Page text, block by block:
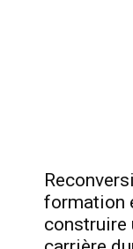
formation
construire